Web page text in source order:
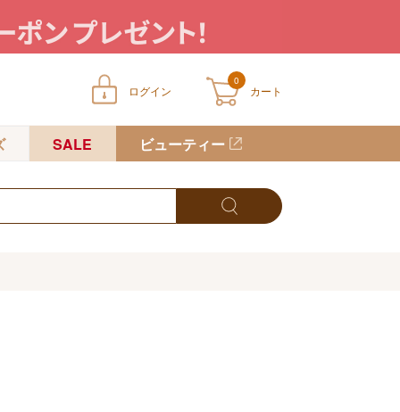
ログイン
0
カート
トに商品が入っていません
SALE ビューティー